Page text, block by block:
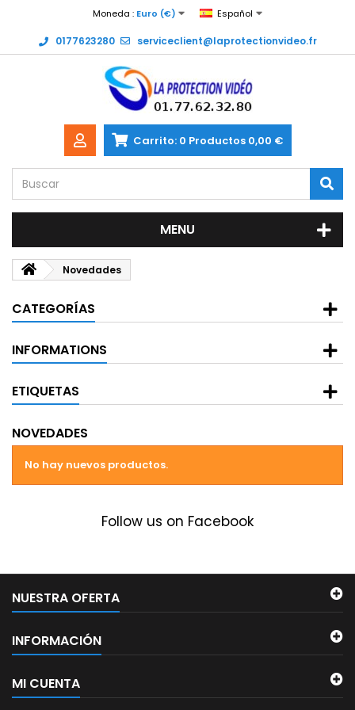
Moneda : Euro (€) Español
0177623280 serviceclient@laprotectionvideo.fr
Carrito: 0 Productos 0,00 €
MENU
Novedades
CATEGORÍAS
INFORMATIONS
ETIQUETAS
NOVEDADES
No hay nuevos productos.
Follow us on Facebook
NUESTRA OFERTA
INFORMACIÓN
MI CUENTA